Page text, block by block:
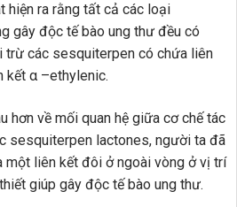
hiện ra rằng tất cả các loại
gây độc tế bào ung thư đều có
trừ các sesquiterpen có chứa liên
kết α –ethylenic.
hơn về mối quan hệ giữa cơ chế tác
sesquiterpen lactones, người ta đã
một liên kết đôi ở ngoài vòng ở vị trí
giúp gây độc tế bào ung thư.